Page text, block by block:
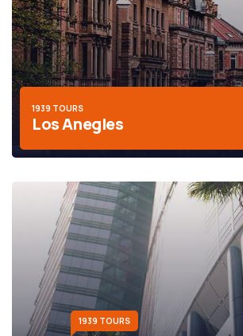
1939 TOURS
Los Anegles
1939 TOURS